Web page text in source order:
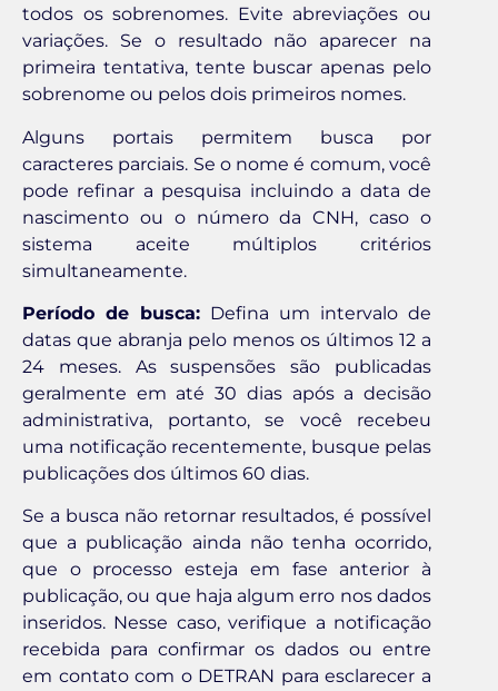
todos os sobrenomes. Evite abreviações ou
variações. Se o resultado não aparecer na
primeira tentativa, tente buscar apenas pelo
sobrenome ou pelos dois primeiros nomes.
Alguns portais permitem busca por
caracteres parciais. Se o nome é comum, você
pode refinar a pesquisa incluindo a data de
nascimento ou o número da CNH, caso o
sistema aceite múltiplos critérios
simultaneamente.
Período de busca: Defina um intervalo de
datas que abranja pelo menos os últimos 12 a
24 meses. As suspensões são publicadas
geralmente em até 30 dias após a decisão
administrativa, portanto, se você recebeu
uma notificação recentemente, busque pelas
publicações dos últimos 60 dias.
Se a busca não retornar resultados, é possível
que a publicação ainda não tenha ocorrido,
que o processo esteja em fase anterior à
publicação, ou que haja algum erro nos dados
inseridos. Nesse caso, verifique a notificação
recebida para confirmar os dados ou entre
em contato com o DETRAN para esclarecer a